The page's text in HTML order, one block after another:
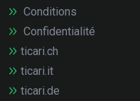
Conditions
Confidentialité
ticari.ch
ticari.it
ticari.de